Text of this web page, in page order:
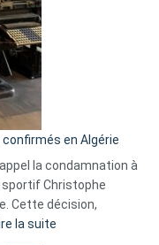
et
Slovénie
rejettent
la
présence
d’Israël
en Algérie
la condamnation à
Christophe
Cette décision,
la suite